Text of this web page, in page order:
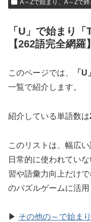
A～Zで始まり、A～Zで
「U」で始まり
【262語完全網羅】
このページでは、 「U」
一覧で紹介します。
紹介している単語数は
このリストは、幅広
日常的に使われてい
習や語彙力向上だけ
のパズルゲームに活用
▶ その他の～で始ま